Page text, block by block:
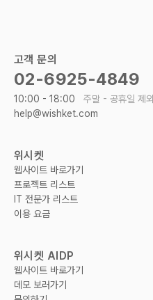
고객 문의
02-6925-4849
10:00 - 18:00 주말 - 공휴일 제외
help@wishket.com
위시켓
웹사이트 바로가기
프로젝트 리스트
IT 전문가 리스트
이용 요금
위시켓 AIDP
웹사이트 바로가기
데모 보러가기